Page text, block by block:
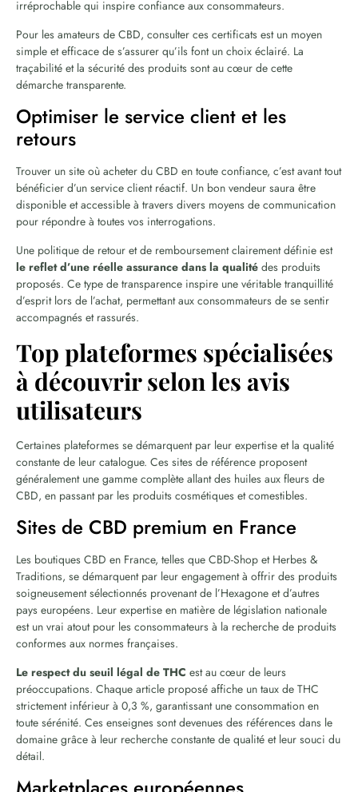
irréprochable qui inspire confiance aux consommateurs.
Pour les amateurs de CBD, consulter ces certificats est un moyen
simple et efficace de s’assurer qu’ils font un choix éclairé. La
traçabilité et la sécurité des produits sont au cœur de cette
démarche transparente.
Optimiser le service client et les
retours
Trouver un site où acheter du CBD en toute confiance, c’est avant tout
bénéficier d’un service client réactif. Un bon vendeur saura être
disponible et accessible à travers divers moyens de communication
pour répondre à toutes vos interrogations.
Une politique de retour et de remboursement clairement définie est
le reflet d’une réelle assurance dans la qualité des produits
proposés. Ce type de transparence inspire une véritable tranquillité
d’esprit lors de l’achat, permettant aux consommateurs de se sentir
accompagnés et rassurés.
Top plateformes spécialisées
à découvrir selon les avis
utilisateurs
Certaines plateformes se démarquent par leur expertise et la qualité
constante de leur catalogue. Ces sites de référence proposent
généralement une gamme complète allant des huiles aux fleurs de
CBD, en passant par les produits cosmétiques et comestibles.
Sites de CBD premium en France
Les boutiques CBD en France, telles que CBD-Shop et Herbes &
Traditions, se démarquent par leur engagement à offrir des produits
soigneusement sélectionnés provenant de l’Hexagone et d’autres
pays européens. Leur expertise en matière de législation nationale
est un vrai atout pour les consommateurs à la recherche de produits
conformes aux normes françaises.
Le respect du seuil légal de THC est au cœur de leurs
préoccupations. Chaque article proposé affiche un taux de THC
strictement inférieur à 0,3 %, garantissant une consommation en
toute sérénité. Ces enseignes sont devenues des références dans le
domaine grâce à leur recherche constante de qualité et leur souci du
détail.